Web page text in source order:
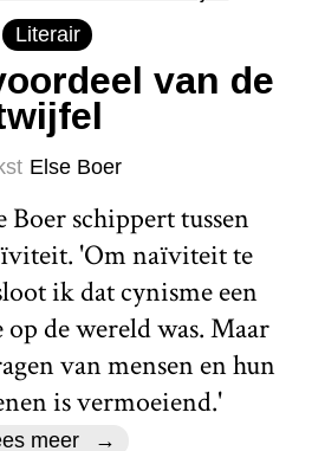
Literair
van de
Else Boer
Boer schippert tussen
'Om naïviteit te
ik dat cynisme een
op de wereld was. Maar
van mensen en hun
is vermoeiend.'
meer